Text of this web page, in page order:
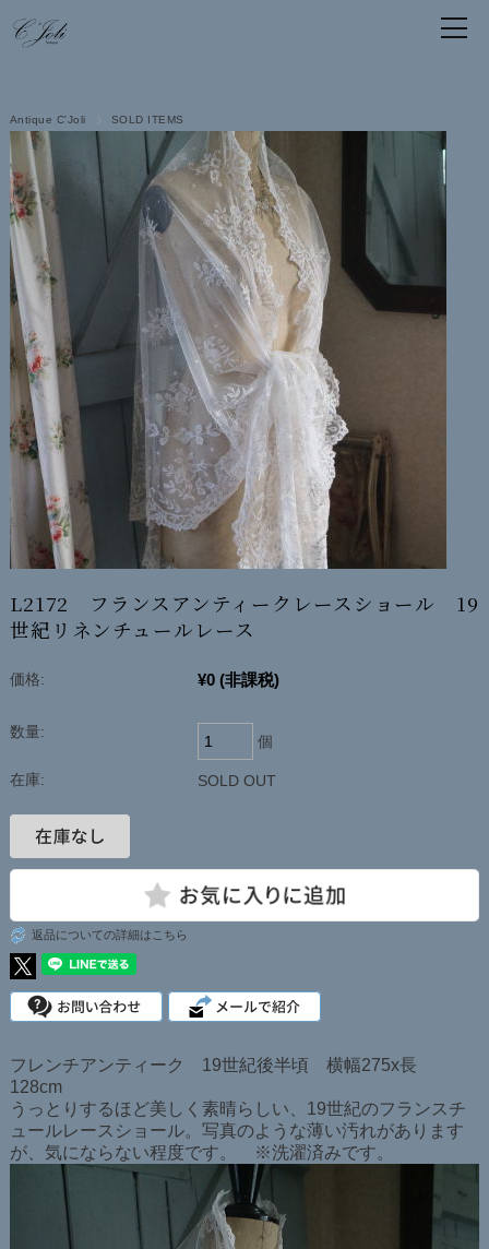
Antique C'Joli SOLD ITEMS
L2172 フランスアンティークレースショール 19
世紀リネンチュールレース
価格: ¥0 (非課税)
数量:
個
在庫: SOLD OUT
返品についての詳細はこちら
フレンチアンティーク 19世紀後半頃 横幅275x長
128cm
うっとりするほど美しく素晴らしい、19世紀のフランスチ
ュールレースショール。写真のような薄い汚れがあります
が、気にならない程度です。 ※洗濯済みです。